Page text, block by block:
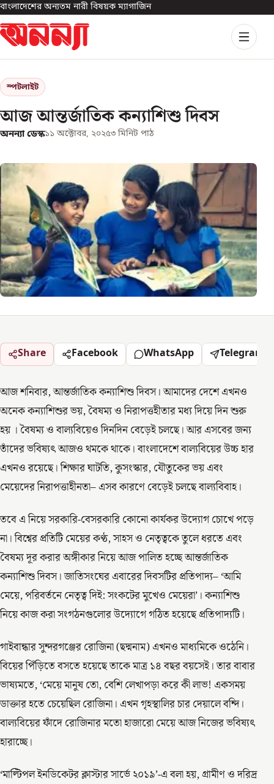
বাংলাদেশের অন্যতম নারী বিষয়ক ম্যাগাজিন
স্পটলাইট
আজ আন্তর্জাতিক কন্যাশিশু দিবস
অনন্যা ডেস্ক১১ অক্টোবর, ২০২৫৩ মিনিট পাঠ
Share Facebook WhatsApp Telegram
আজ শনিবার, আন্তর্জাতিক কন্যাশিশু দিবস। আমাদের দেশে এখনও
অনেক কন্যাশিশুর ভয়, বৈষম্য ও নিরাপত্তহীতার মধ্য দিয়ে দিন শুরু
হয় । বৈষম্য ও বাল্যবিয়েও দিনদিন বেড়েই চলছে। আর এসবের জন্য
তাঁদের ভবিষ্যৎ আজও থমকে থাকে। বাংলাদেশে বাল্যবিয়ের উচ্চ হার
এখনও রয়েছে। শিক্ষার ঘাটতি, কুসংস্কার, যৌতুকের ভয় এবং
মেয়েদের নিরাপত্তাহীনতা– এসব কারণে বেড়েই চলছে বাল্যবিবাহ।
তবে এ নিয়ে সরকারি-বেসরকারি কোনো কার্যকর উদ্যোগ চোখে পড়ে
না। বিশ্বের প্রতিটি মেয়ের কণ্ঠ, সাহস ও নেতৃত্বকে তুলে ধরতে এবং
বৈষম্য দূর করার অঙ্গীকার নিয়ে আজ পালিত হচ্ছে আন্তর্জাতিক
কন্যাশিশু দিবস। জাতিসংঘের এবারের দিবসটির প্রতিপাদ্য– ‘আমি
মেয়ে, পরিবর্তনে নেতৃত্ব দিই: সংকটের মুখেও মেয়েরা’। কন্যাশিশু
নিয়ে কাজ করা সংগঠনগুলোর উদ্যোগে গঠিত হয়েছে প্রতিপাদ্যটি।
গাইবান্ধার সুন্দরগঞ্জের রোজিনা (ছদ্মনাম) এখনও মাধ্যমিকে ওঠেনি।
বিয়ের পিঁড়িতে বসতে হয়েছে তাকে মাত্র ১৪ বছর বয়সেই। তার বাবার
ভাষ্যমতে, ‘মেয়ে মানুষ তো, বেশি লেখাপড়া করে কী লাভ! একসময়
ডাক্তার হতে চেয়েছিল রোজিনা। এখন গৃহস্থালির চার দেয়ালে বন্দি।
বাল্যবিয়ের ফাঁদে রোজিনার মতো হাজারো মেয়ে আজ নিজের ভবিষ্যৎ
হারাচ্ছে।
‘মাল্টিপল ইনডিকেটর ক্লাস্টার সার্ভে ২০১৯’-এ বলা হয়, গ্রামীণ ও দরিদ্র